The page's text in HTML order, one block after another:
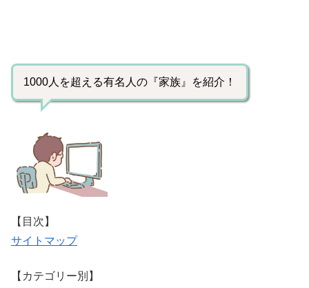
1000人を超える有名人の『家族』を紹介！
【目次】
サイトマップ
【カテゴリー別】